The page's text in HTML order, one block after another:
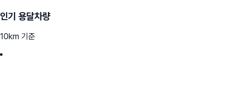
인기 용달차량
10km 기준